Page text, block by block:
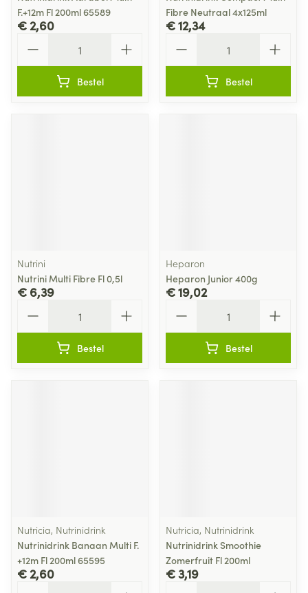
F.+12m Fl 200ml 65589
€ 2,60
Bestel
Fibre Neutraal 4x125ml
€ 12,34
Bestel
Nutrini
Nutrini Multi Fibre Fl 0,5l
€ 6,39
Bestel
Heparon
Heparon Junior 400g
€ 19,02
Bestel
Nutricia, Nutrinidrink
Nutrinidrink Banaan Multi F.
+12m Fl 200ml 65595
€ 2,60
Nutricia, Nutrinidrink
Nutrinidrink Smoothie
Zomerfruit Fl 200ml
€ 3,19